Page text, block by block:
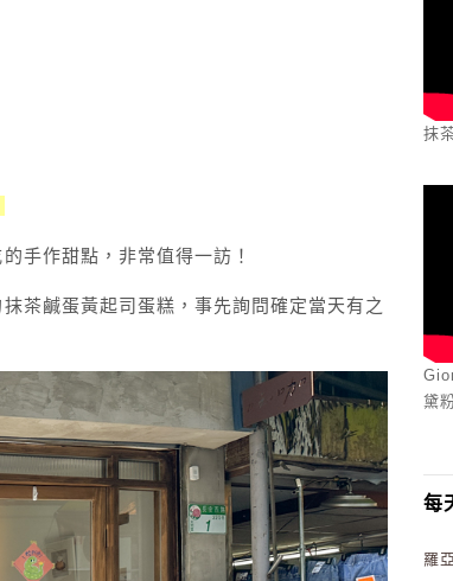
手作甜點，非常值得一訪！
茶鹹蛋黃起司蛋糕，事先詢問確定當天有之
抹
黛
每
羅